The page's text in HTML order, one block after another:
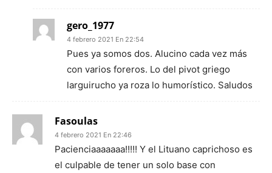
gero_1977
4 febrero 2021 En 22:54
Pues ya somos dos. Alucino cada vez más
con varios foreros. Lo del pivot griego
larguirucho ya roza lo humorístico. Saludos
Fasoulas
4 febrero 2021 En 22:46
Pacienciaaaaaaa!!!!! Y el Lituano caprichoso es
el culpable de tener un solo base con